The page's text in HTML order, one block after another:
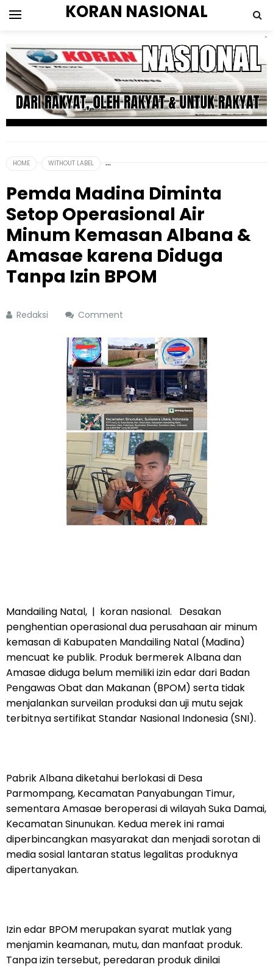
KORAN NASIONAL
HOME WITHOUT LABEL
Pemda Madina Diminta
Setop Operasional Air
Minum Kemasan Albana &
Amasae karena Diduga
Tanpa Izin BPOM
Redaksi Comment
Mandailing Natal, | koran nasional. Desakan
penghentian operasional dua perusahaan air minum
kemasan di Kabupaten Mandailing Natal (Madina)
mencuat ke publik. Produk bermerek Albana dan
Amasae diduga belum memiliki izin edar dari Badan
Pengawas Obat dan Makanan (BPOM) serta tidak
menjalankan surveilan produksi dan uji mutu sejak
terbitnya sertifikat Standar Nasional Indonesia (SNI).
Pabrik Albana diketahui berlokasi di Desa
Parmompang, Kecamatan Panyabungan Timur,
sementara Amasae beroperasi di wilayah Suka Damai,
Kecamatan Sinunukan. Kedua merek ini ramai
diperbincangkan masyarakat dan menjadi sorotan di
media sosial lantaran status legalitas produknya
dipertanyakan.
Izin edar BPOM merupakan syarat mutlak yang
menjamin keamanan, mutu, dan manfaat produk.
Tanpa izin tersebut, peredaran produk dinilai